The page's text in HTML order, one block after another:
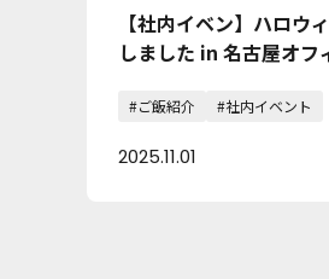
【社内イベン】ハロウ
しました in 名古屋オフ
#ご飯紹介 #社内イベント
2025.11.01